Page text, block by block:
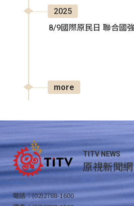
2025
8/9國際原民日 聯合國
more
TITV NEWS
原視新聞網
電話：(02)2788-1600